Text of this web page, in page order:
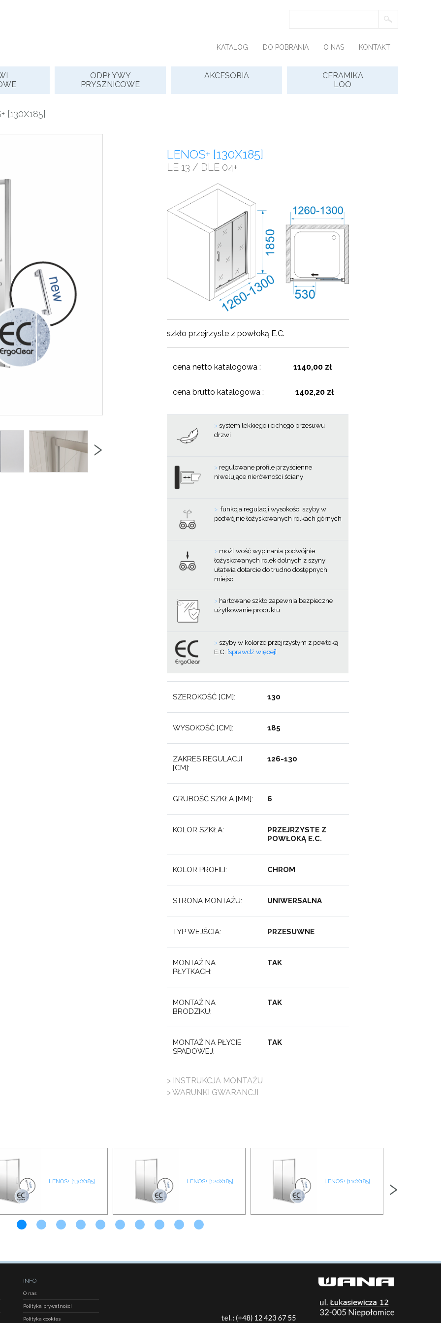
KATALOG DO POBRANIA O NAS KONTAKT
ODPŁYWY
PRYSZNICOWE
AKCESORIA
CERAMIKA
LOO
[130X185]
›
LENOS+ [130X185]
LE 13 / DLE 04+
szkło przejrzyste z powłoką E.C.
cena netto katalogowa : 1140,00 zł
cena brutto katalogowa : 1402,20 zł
>system lekkiego i cichego przesuwu
drzwi
> regulowane profile przyścienne
niwelujące nierówności ściany
> funkcja regulacji wysokości szyby w
podwójnie łożyskowanych rolkach górnych
> możliwość wypinania podwójnie
łożyskowanych rolek dolnych z szyny
ułatwia dotarcie do trudno dostępnych
miejsc
> hartowane szkło zapewnia bezpieczne
użytkowanie produktu
>szyby w kolorze przejrzystym z powłoką
E.C. [sprawdź więcej]
SZEROKOŚĆ [CM]: 130
WYSOKOŚĆ [CM]: 185
ZAKRES REGULACJI
[CM]:
126-130
GRUBOŚĆ SZKŁA [MM]: 6
KOLOR SZKŁA:
PRZEJRZYSTE Z
POWŁOKĄ E.C.
KOLOR PROFILI: CHROM
STRONA MONTAŻU: UNIWERSALNA
TYP WEJŚCIA: PRZESUWNE
MONTAŻ NA
PŁYTKACH:
TAK
MONTAŻ NA
BRODZIKU:
TAK
MONTAŻ NA PŁYCIE
SPADOWEJ:
TAK
> INSTRUKCJA MONTAŻU
> WARUNKI GWARANCJI
LENOS+ [130X185] LENOS+ [120X185] LENOS+ [110X185] ›
INFO
O nas
Polityka prywatności
Polityka cookies